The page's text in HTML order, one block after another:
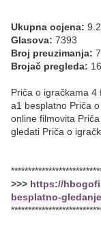
Ukupna ocjena:
Glasova: 7393
Broj preuzimanja:
Brojač pregleda:
Priča o igračkama 4
a1 besplatno Priča
online filmovita
gledati Priča o
>>> https://
besplatno-